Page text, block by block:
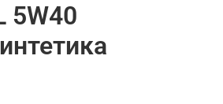
5W40